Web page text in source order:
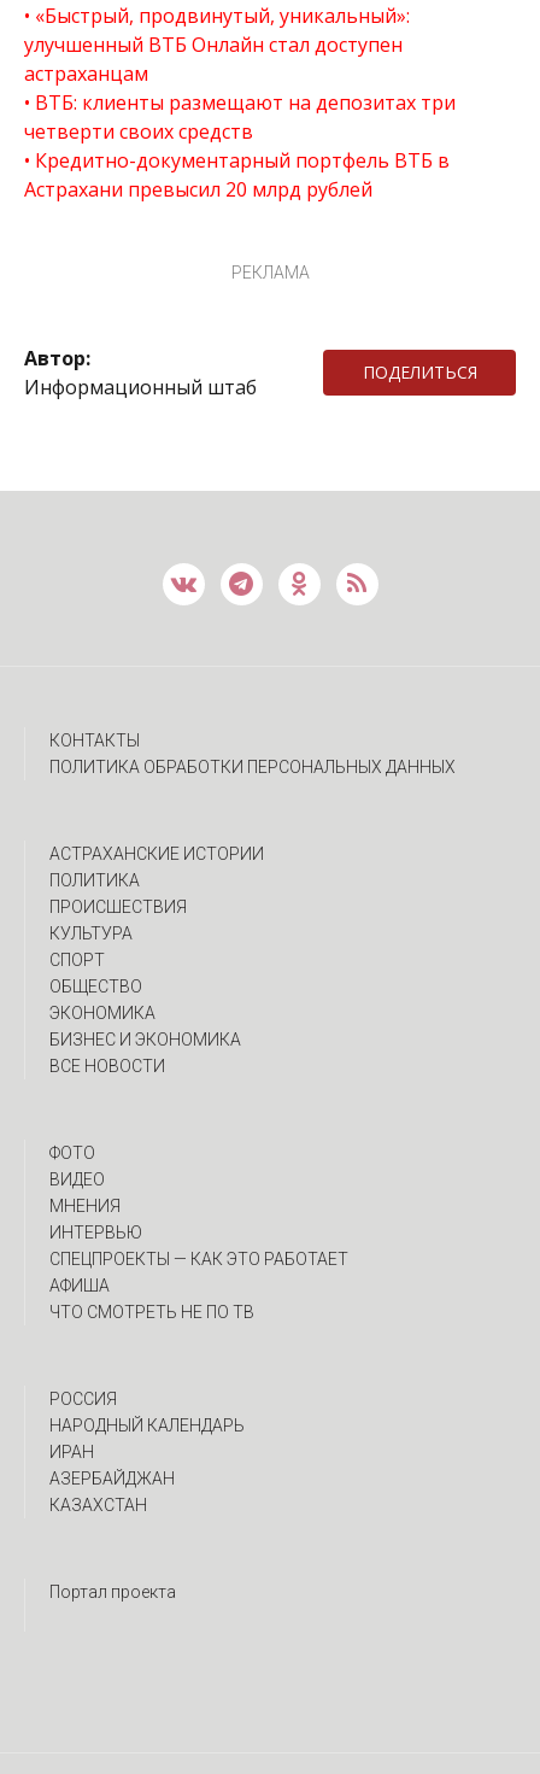
«Быстрый, продвинутый, уникальный»:
улучшенный ВТБ Онлайн стал доступен
астраханцам
ВТБ: клиенты размещают на депозитах три
четверти своих средств
Кредитно-документарный портфель ВТБ в
Астрахани превысил 20 млрд рублей
РЕКЛАМА
Автор:
Информационный штаб
ПОДЕЛИТЬСЯ
КОНТАКТЫ
ПОЛИТИКА ОБРАБОТКИ ПЕРСОНАЛЬНЫХ ДАННЫХ
АСТРАХАНСКИЕ ИСТОРИИ
ПОЛИТИКА
ПРОИСШЕСТВИЯ
КУЛЬТУРА
СПОРТ
ОБЩЕСТВО
ЭКОНОМИКА
БИЗНЕС И ЭКОНОМИКА
ВСЕ НОВОСТИ
ФОТО
ВИДЕО
МНЕНИЯ
ИНТЕРВЬЮ
CПЕЦПРОЕКТЫ — КАК ЭТО РАБОТАЕТ
АФИША
ЧТО СМОТРЕТЬ НЕ ПО ТВ
РОССИЯ
НАРОДНЫЙ КАЛЕНДАРЬ
ИРАН
АЗЕРБАЙДЖАН
КАЗАХСТАН
Портал проекта